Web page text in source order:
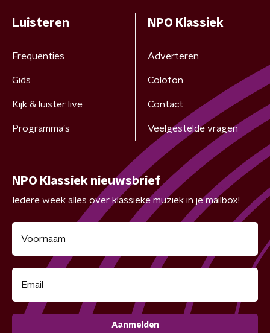
Luisteren
Frequenties
Gids
Kijk & luister live
Programma's
NPO Klassiek
Adverteren
Colofon
Contact
Veelgestelde vragen
NPO Klassiek nieuwsbrief
Iedere week alles over klassieke muziek in je mailbox!
Aanmelden